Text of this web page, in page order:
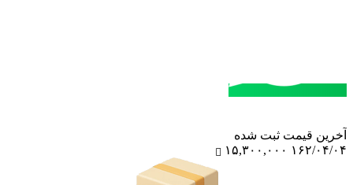
آخرین‌ قیمت ثبت‌ شده
۱۶۲/۰۴/۰۴ ۱۵,۳۰۰,۰۰۰